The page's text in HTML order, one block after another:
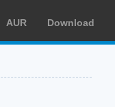
AUR Download